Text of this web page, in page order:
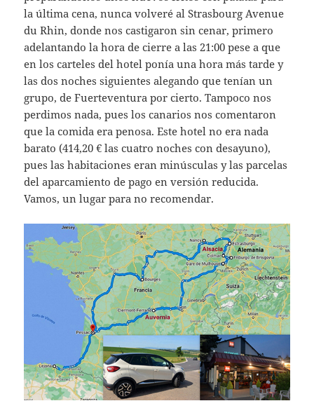
la última cena, nunca volveré al Strasbourg Avenue
du Rhin, donde nos castigaron sin cenar, primero
adelantando la hora de cierre a las 21:00 pese a que
en los carteles del hotel ponía una hora más tarde y
las dos noches siguientes alegando que tenían un
grupo, de Fuerteventura por cierto. Tampoco nos
perdimos nada, pues los canarios nos comentaron
que la comida era penosa. Este hotel no era nada
barato (414,20 € las cuatro noches con desayuno),
pues las habitaciones eran minúsculas y las parcelas
del aparcamiento de pago en versión reducida.
Vamos, un lugar para no recomendar.